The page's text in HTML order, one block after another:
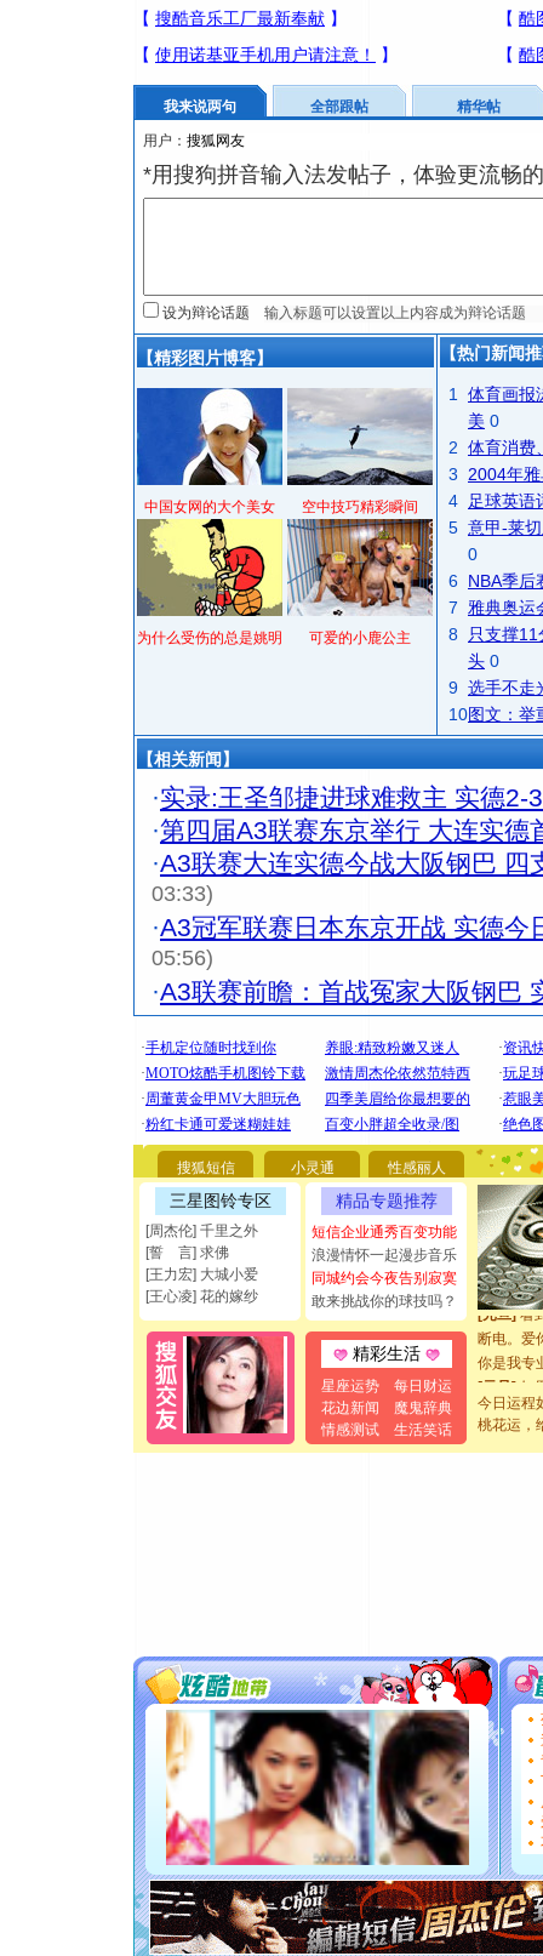
我来说两句 全部跟帖
精华帖
用户：
*用搜狗拼音输入法发帖子，体验更流畅
设为辩论话题
【精彩图片博客】
中国女网的大个美女 空中技巧精彩瞬间
为什么受伤的总是姚明 可爱的小鹿公主
【热门新闻
1
体育画报
美 0
2 体育消费
3
2004年
4
足球英语
5 意甲-莱
0
6 NBA季后
7
雅典奥运
8
只支撑
头 0
9 选手不走
10图文：举
【相关新闻】
·实录:王圣邹捷进球难救主 实德2-
·第四届A3联赛东京举行 大连实德
·A3联赛大连实德今战大阪钢巴 四
03:33)
·A3冠军联赛日本东京开战 实德今
05:56)
·A3联赛前瞻：首战冤家大阪钢巴
搜狐短信 小灵通 性感丽人
三星图铃专区
[周杰伦] 千里之外
[誓 言] 求佛
[王力宏] 大城小爱
[王心凌] 花的嫁纱
精品专题推荐
短信企业通秀百变功能
浪漫情怀一起漫步音乐
同城约会今夜告别寂寞
敢来挑战你的球技吗？
精彩生活
星座运势
每日财运
花边新闻
魔鬼辞典
情感测试
生活笑话
你太多
要平安
[圣诞节]
能正大光
都要快乐
[圣诞节]
如意,快
[元旦]看
断电。爱
你是我专
[元旦] 如
起；二是
离。水晶
[元旦]当
[圣诞节]
你太多
要平安
[圣诞节]
能正大
都要快乐
[圣诞节]
如意,快
[元旦]
断电。爱
你是我专
[元旦]如
今日运程
桃花运，